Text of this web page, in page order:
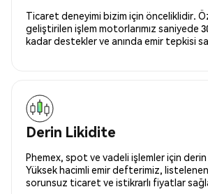
Ticaret deneyimi bizim için önceliklidir.
geliştirilen işlem motorlarımız saniyede
kadar destekler ve anında emir tepkisi
Derin Likidite
Phemex, spot ve vadeli işlemler için
Yüksek hacimli emir defterimiz,
sorunsuz ticaret ve istikrarlı fiyatlar